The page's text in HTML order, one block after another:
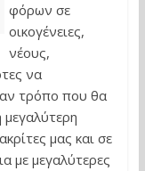
φόρων σε
οικογένειες,
νέους,
να
τρόπο που θα
μεγαλύτερη
μας και σε
με μεγαλύτερες